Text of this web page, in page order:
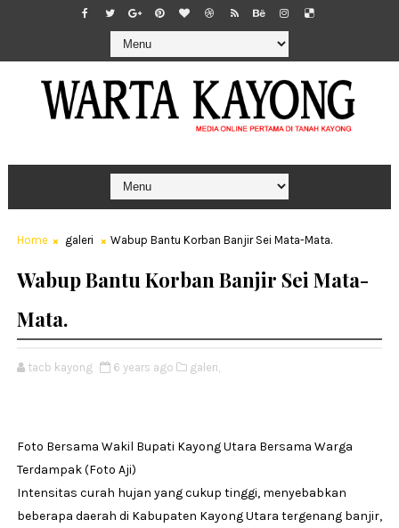
Home galeri Wabup Bantu Korban Banjir Sei Mata-Mata.
Wabup Bantu Korban Banjir Sei Mata-
Mata.
tacb kayong 6 years ago galeri,
Foto Bersama Wakil Bupati Kayong Utara Bersama Warga
Terdampak (Foto Aji)
Intensitas curah hujan yang cukup tinggi, menyebabkan
beberapa daerah di Kabupaten Kayong Utara tergenang banjir,